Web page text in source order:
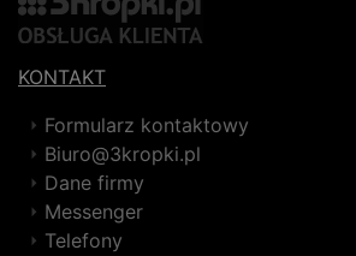
KONTAKT
Formularz kontaktowy
Biuro@3kropki.pl
Dane firmy
Messenger
Telefony